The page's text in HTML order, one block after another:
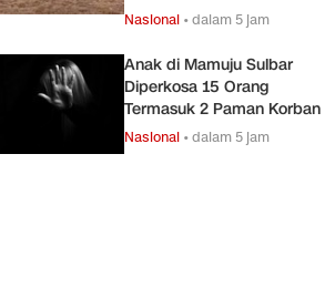
Nasional •dalam 5 jam
Anak di Mamuju Sulbar
Diperkosa 15 Orang
Termasuk 2 Paman Korban
Nasional •dalam 5 jam